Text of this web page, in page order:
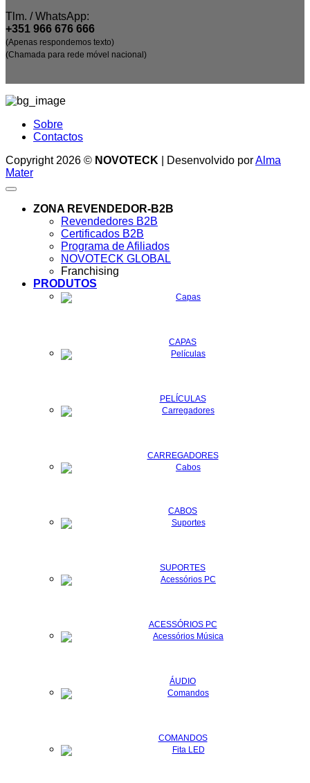
Tlm. / WhatsApp:
+351 966 676 666
(Apenas respondemos texto)
(Chamada para rede móvel nacional)
Sobre
Contactos
Copyright 2026 © NOVOTECK | Desenvolvido porAlma
Mater
ZONA REVENDEDOR-B2B
Revendedores B2B
Certificados B2B
Programa de Afiliados
NOVOTECK GLOBAL
Franchising
PRODUTOS
CAPAS
PELÍCULAS
CARREGADORES
CABOS
SUPORTES
ACESSÓRIOS PC
ÁUDIO
COMANDOS